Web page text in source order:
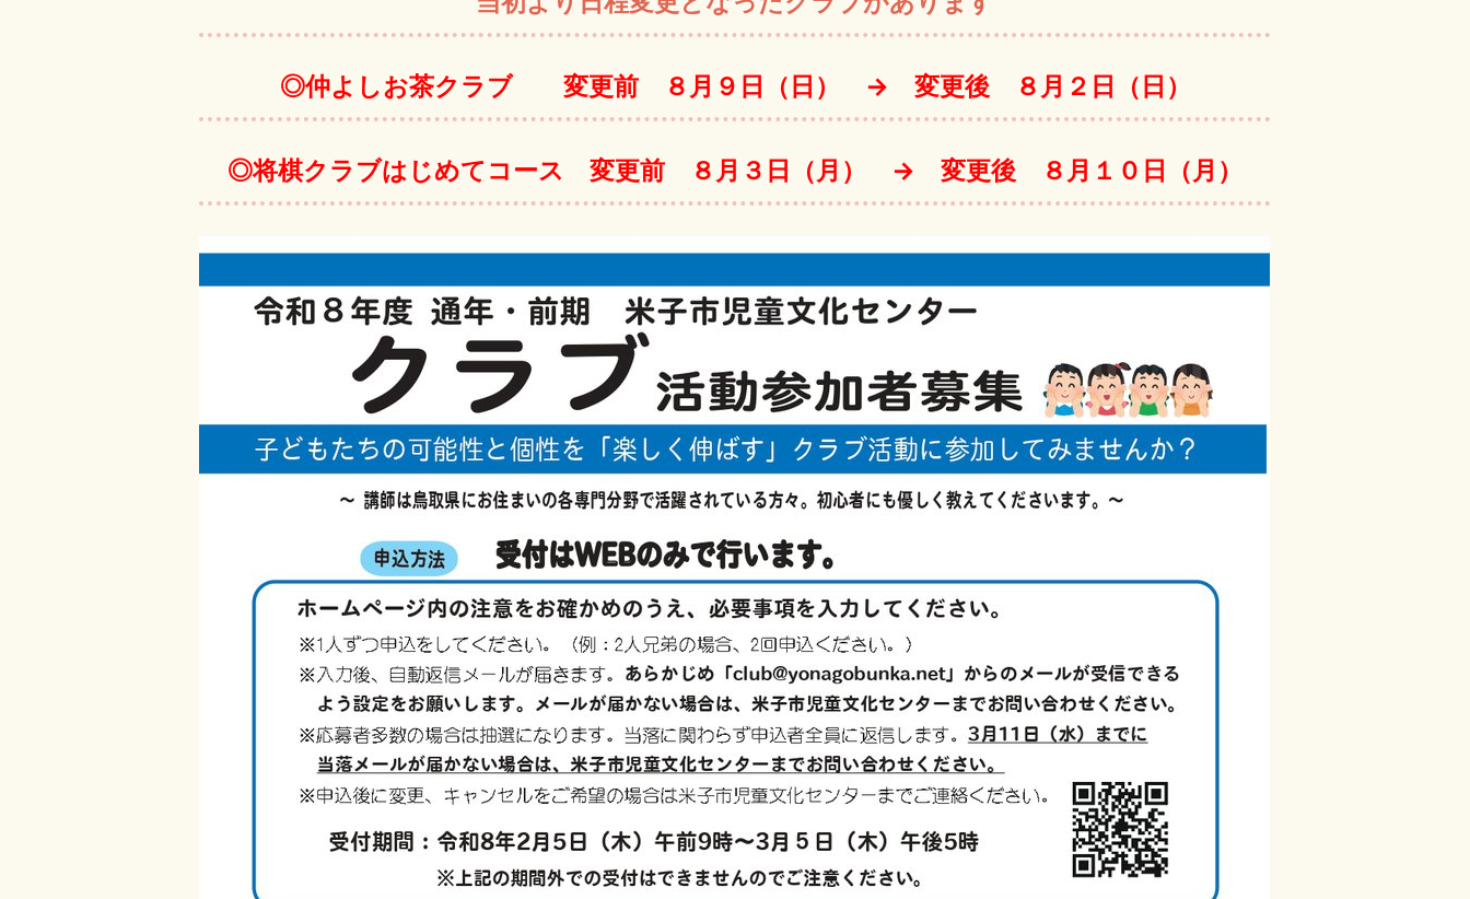
◎仲よしお茶クラブ 変更前 ８月９日（日） → 変更後 ８月２日（日）
◎将棋クラブはじめてコース 変更前 ８月３日（月） → 変更後 ８月１０日（月）